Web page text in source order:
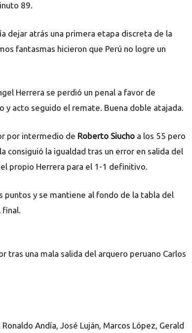
89.
dejar atrás una primera etapa discreta de la
fantasmas hicieron que Perú no logre un
Herrera se perdió un penal a favor de
y acto seguido el remate. Buena doble atajada.
por intermedio de Roberto Siucho a los 55 pero
consiguió la igualdad tras un error en salida del
propio Herrera para el 1-1 definitivo.
puntos y se mantiene al fondo de la tabla del
final.
tras una mala salida del arquero peruano Carlos
Andía, José Luján, Marcos López, Gerald